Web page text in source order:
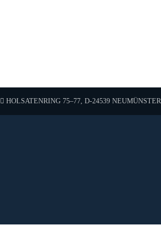
HOLSATENRING 75–77, D-24539 NEUMÜNSTER